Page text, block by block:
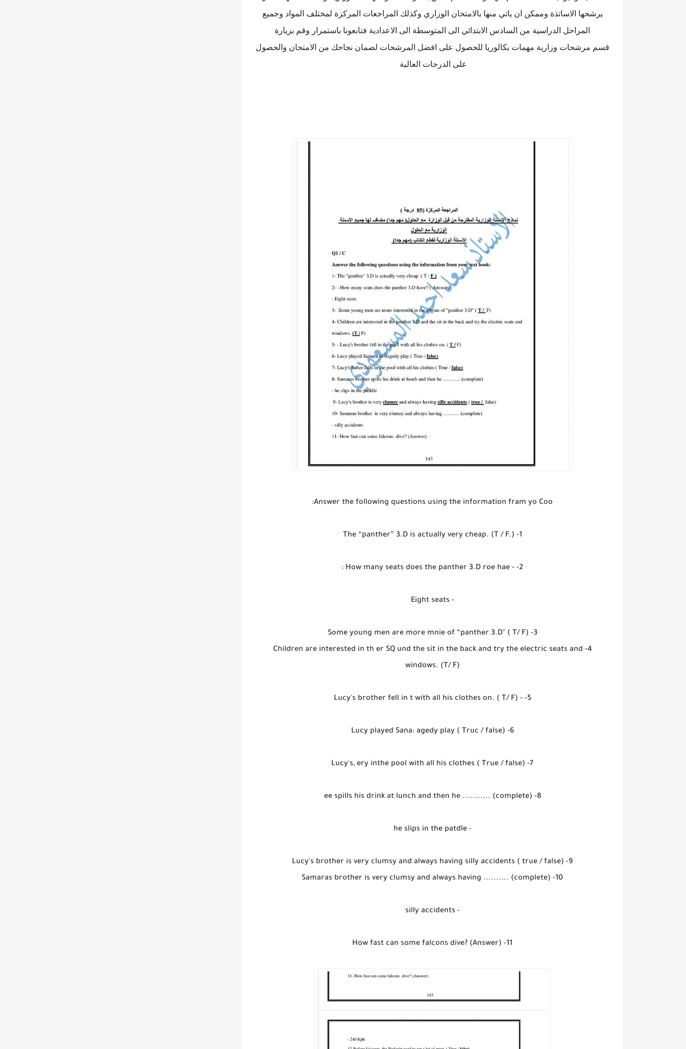
يرشحها الاساتذة وممكن ان ياتي منها بالامتحان الوزاري وكذلك المراجعات المركزة لمختلف المواد وجميع
المراحل الدراسية من السادس الابتدائي الى المتوسطة الى الاعدادية فتابعونا باستمرار وقم بزيارة
قسم مرشحات وزارية مهمات بكالوريا للحصول على افضل المرشحات لضمان نجاحك من الامتحان والحصول
على الدرجات العالية
Answer the following questions using the information fram yo Coo:
1- The “panther” 3.D is actually very cheap. (T / F.)
2- - How many seats does the panther 3.D roe hae :
- Eight seats
3- Some young men are more mnie of “panther 3.D" ( T/ F)
4- Children are interested in th er SQ und the sit in the back and try the electric seats and
windows. (T/ F)
5- - Lucy's brother fell in t with all his clothes on. ( T/ F)
6- Lucy played Sana: agedy play ( Truc / false)
7- Lucy's, ery inthe pool with all his clothes ( True / false)
8- ee spills his drink at lunch and then he ........... (complete)
- he slips in the patdle
9- Lucy's brother is very clumsy and always having silly accidents ( true / false)
10- Samaras brother is very clumsy and always having .......... (complete)
- silly accidents
11- How fast can some falcons dive? (Answer)